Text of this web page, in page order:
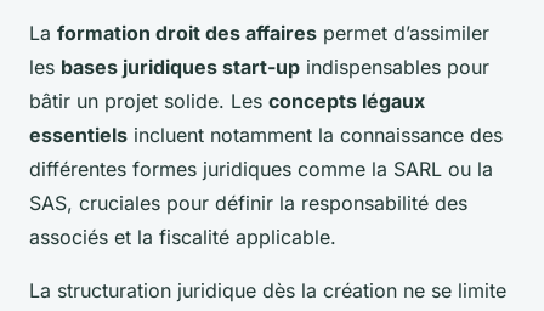
La formation droit des affaires permet d’assimiler
les bases juridiques start-up indispensables pour
bâtir un projet solide. Les concepts légaux
essentiels incluent notamment la connaissance des
différentes formes juridiques comme la SARL ou la
SAS, cruciales pour définir la responsabilité des
associés et la fiscalité applicable.
La structuration juridique dès la création ne se limite